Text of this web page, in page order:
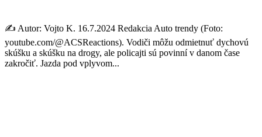
✍️ Autor: Vojto K. 16.7.2024 Redakcia Auto trendy (Foto:
youtube.com/@ACSReactions). Vodiči môžu odmietnuť dychovú
skúšku a skúšku na drogy, ale policajti sú povinní v danom čase
zakročiť. Jazda pod vplyvom...